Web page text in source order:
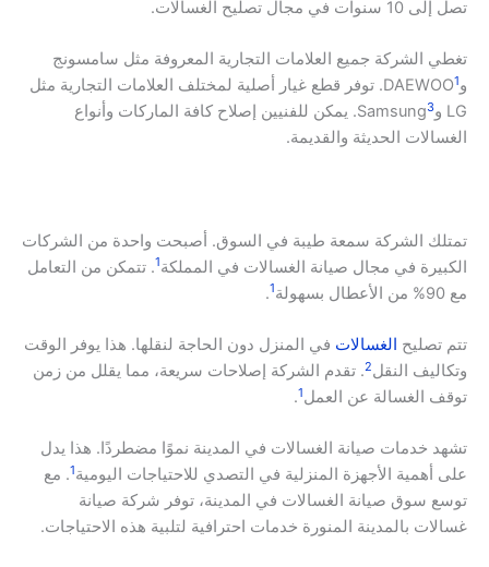
تصل إلى 10 سنوات في مجال تصليح الغسالات.
تغطي الشركة جميع العلامات التجارية المعروفة مثل سامسونج
وDAEWOO1
. توفر قطع غيار أصلية لمختلف العلامات التجارية مثل
LG وSamsung
3
. يمكن للفنيين إصلاح كافة الماركات وأنواع
الغسالات الحديثة والقديمة.
تمتلك الشركة سمعة طيبة في السوق. أصبحت واحدة من الشركات
الكبيرة في مجال صيانة الغسالات في المملكة1. تتمكن من التعامل
مع 90% من الأعطال بسهولة
1
.
تتم تصليح الغسالات في المنزل دون الحاجة لنقلها. هذا يوفر الوقت
وتكاليف النقل2. تقدم الشركة إصلاحات سريعة، مما يقلل من زمن
توقف الغسالة عن العمل1
.
تشهد خدمات صيانة الغسالات في المدينة نموًا مضطردًا. هذا يدل
على أهمية الأجهزة المنزلية في التصدي للاحتياجات اليومية1. مع
توسع سوق صيانة الغسالات في المدينة، توفر شركة صيانة
غسالات بالمدينة المنورة خدمات احترافية لتلبية هذه الاحتياجات.